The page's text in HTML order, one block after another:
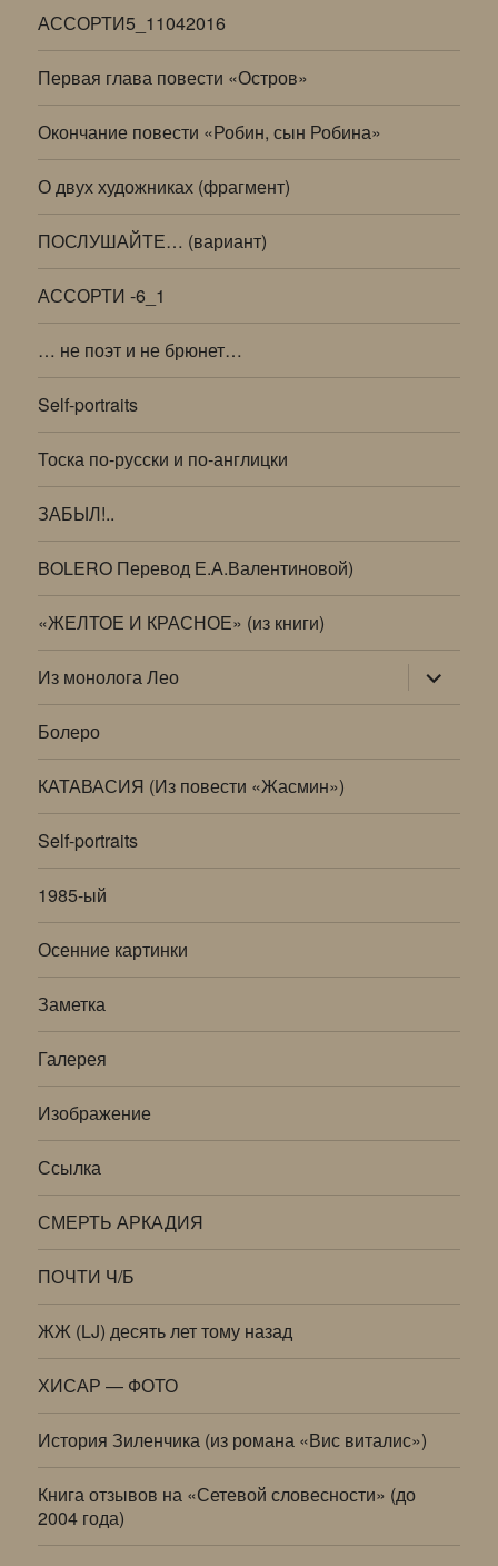
АССОРТИ5_11042016
Первая глава повести «Остров»
Окончание повести «Робин, сын Робина»
О двух художниках (фрагмент)
ПОСЛУШАЙТЕ… (вариант)
АССОРТИ -6_1
… не поэт и не брюнет…
Self-portraits
Тоска по-русски и по-англицки
ЗАБЫЛ!..
BOLERO Перевод Е.А.Валентиновой)
«ЖЕЛТОЕ И КРАСНОЕ» (из книги)
Из монолога Лео раскрыть
дочернее
меню
Болеро
КАТАВАСИЯ (Из повести «Жасмин»)
Self-portraits
1985-ый
Осенние картинки
Заметка
Галерея
Изображение
Ссылка
СМЕРТЬ АРКАДИЯ
ПОЧТИ Ч/Б
ЖЖ (LJ) десять лет тому назад
ХИСАР — ФОТО
История Зиленчика (из романа «Вис виталис»)
Книга отзывов на «Сетевой словесности» (до
2004 года)